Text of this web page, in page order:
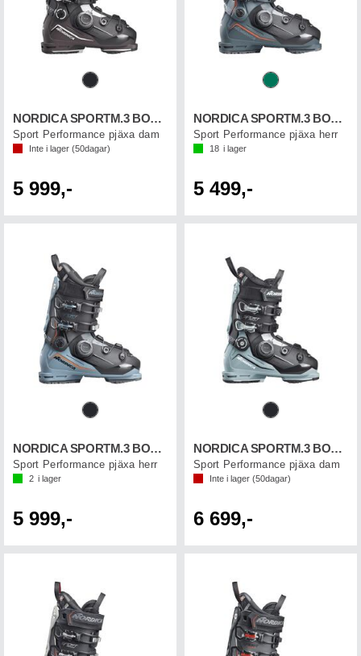
NORDICA SPORTM.3 BOA 95 W GW
Sport Performance pjäxa dam
Inte i lager (50dagar)
5 999,-
NORDICA SPORTM.3 BOA 100 GW
Sport Performance pjäxa herr
18 i lager
5 499,-
NORDICA SPORTM.3 BOA 110 GW
Sport Performance pjäxa herr
2 i lager
5 999,-
NORDICA SPORTM.3 BOA 105 W GW
Sport Performance pjäxa dam
Inte i lager (50dagar)
6 699,-